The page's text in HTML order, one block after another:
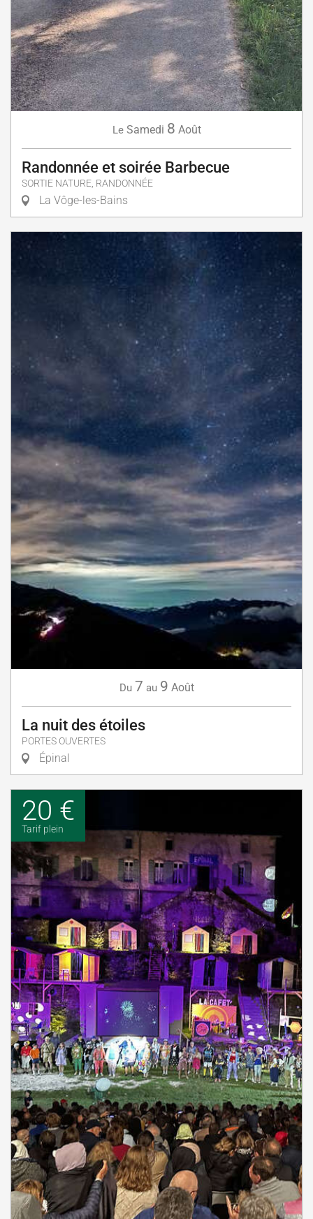
Le Samedi 8 Août
Randonnée et soirée Barbecue
SORTIE NATURE, RANDONNÉE
La Vôge-les-Bains
Du 7 au 9 Août
La nuit des étoiles
PORTES OUVERTES
Épinal
20 €
Tarif plein